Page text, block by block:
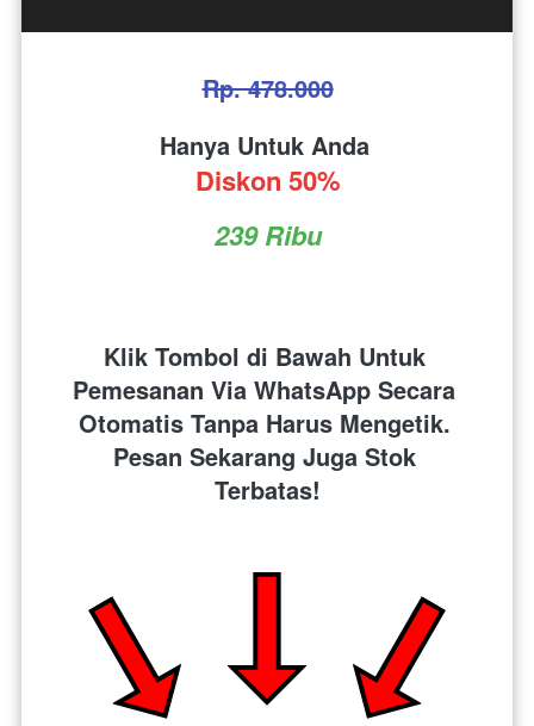
Rp. 478.000
Hanya Untuk Anda
Diskon 50%
239 Ribu
Klik Tombol di Bawah Untuk
Pemesanan Via WhatsApp Secara
Otomatis Tanpa Harus Mengetik.
Pesan Sekarang Juga Stok
Terbatas!